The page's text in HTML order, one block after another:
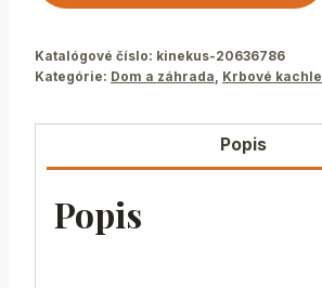
Katalógové číslo: kinekus-20636786
Kategórie: Dom a záhrada Krbové kachle
Popis
Popis